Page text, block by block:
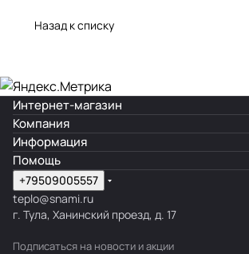
Назад к списку
Интернет-магазин
Компания
Информация
Помощь
+79509005557
teplo@snami.ru
г. Тула, Ханинский проезд, д. 17
Подписаться на новости и акции